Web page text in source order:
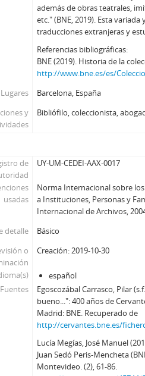
además de obras teatrales,
etc." (BNE, 2019). Esta
traducciones extranjeras y
Referencias bibliográficas:
BNE (2019). Historia de la
http://www.bne.es/es/
Lugares
Barcelona, España
y
Bibliófilo, coleccionista,
de
UY-UM-CEDEI-AAX-0017
usadas
Norma Internacional sobre
a Instituciones, Personas y
Internacional de Archivos,
detalle
Básico
o
Creación: 2019-10-30
español
Fuentes
Egoscozábal Carrasco, Pilar
bueno...": 400 años de
Madrid: BNE. Recuperado de
http://cervantes.bne.es/
Lucía Megías, José Manuel
Juan Sedó Peris-Mencheta
Montevideo. (2), 61-86.